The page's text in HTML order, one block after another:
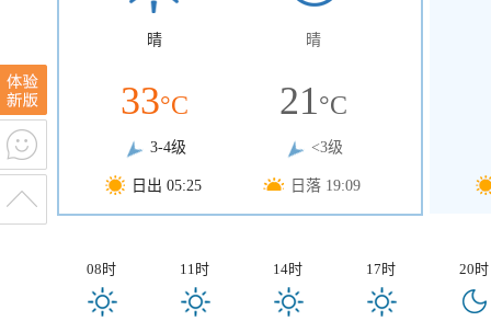
晴
33°C
3-4级
日出 05:25
晴
21°C
<3级
日落 19:09
08时 11时 14时 17时 20时